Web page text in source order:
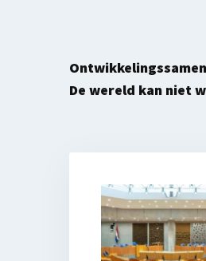
De wereld kan niet
Lees
meer
over
Regeerakkoord